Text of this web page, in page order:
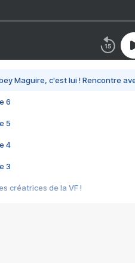
Maguire, c'est lui ! Rencontre
6
5
4
3
créatrices de la VF !